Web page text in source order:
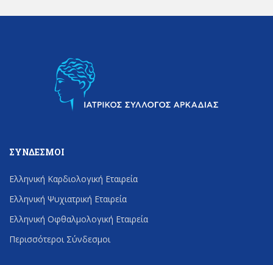
ΣΎΝΔΕΣΜΟΙ
Ελληνική Καρδιολογική Εταιρεία
Ελληνική Ψυχιατρική Εταιρεία
Ελληνική Οφθαλμολογική Εταιρεία
Περισσότεροι Σύνδεσμοι